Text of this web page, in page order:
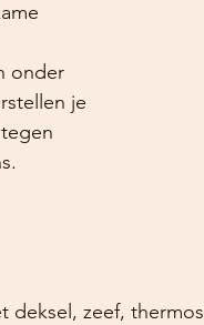
onder
je
met deksel, zeef,